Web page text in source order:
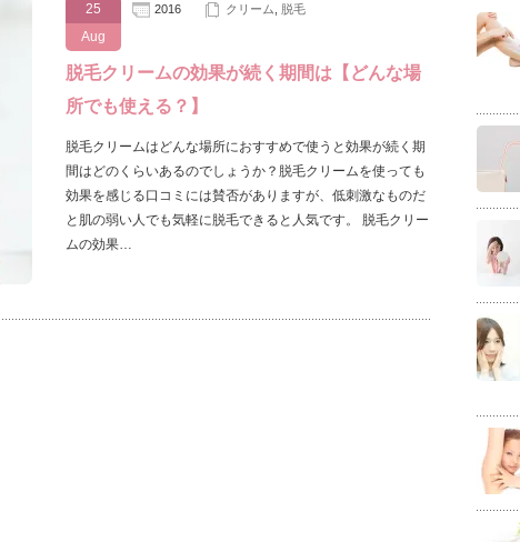
25
Aug
2016 クリーム 脱毛
脱毛クリームの効果が続く期間は【どんな場
所でも使える？】
脱毛クリームはどんな場所におすすめで使うと効果が続く期
間はどのくらいあるのでしょうか？脱毛クリームを使っても
効果を感じる口コミには賛否がありますが、低刺激なものだ
と肌の弱い人でも気軽に脱毛できると人気です。 脱毛クリー
ムの効果…